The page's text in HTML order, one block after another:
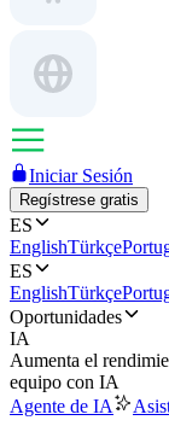
Iniciar Sesión
Regístrese gratis
ES
EnglishTürkçe
ES
EnglishTürkçe
Oportunidades
IA
Aumenta el
equipo con IA
Agente de IA